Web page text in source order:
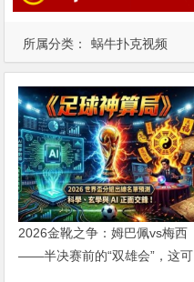
所属分类： 蜗牛扑克视频
2026金靴之争：姆巴佩vs梅西
——半决赛前的“双雄会”，这可